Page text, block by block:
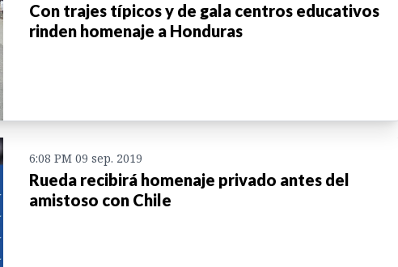
Con trajes típicos y de gala centros educativos
rinden homenaje a Honduras
6:08 PM 09 sep. 2019
Rueda recibirá homenaje privado antes del
amistoso con Chile